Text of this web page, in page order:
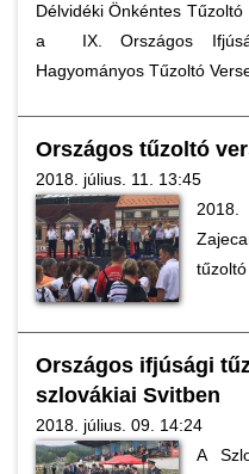
Délvidéki Önkéntes
a IX. Országos
Hagyományos Tűzoltó
Országos tűzoltó
2018. július. 11. 13:45
tűzoltó
Országos ifjúsági
szlovákiai Svitben
2018. július. 09. 14:24
A